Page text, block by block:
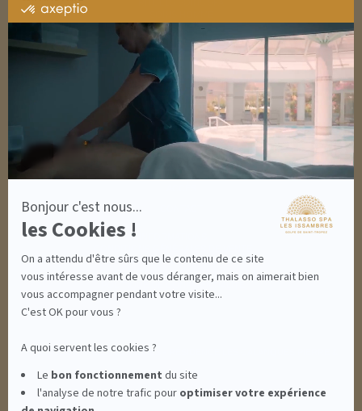
certifié
En
Axeptio
Bonjour c'est nous...
les Cookies !
On a attendu d'être sûrs que le contenu de ce site
vous intéresse avant de vous déranger, mais on aimerait bien
vous accompagner pendant votre visite...
C'est OK pour vous ?
A quoi servent les cookies ?
Le bon fonctionnement du site
l'analyse de notre trafic pour optimiservotre expérience
SOLAIRES
NUTRITION / INFUSIONS
OUTLET
DÉCOUVRIR EN IMAGES
NEWSLETTERS
8 BONNES RAISONS DE VENIR
MON COMPTE
MON PANIER
MENTIONS LÉGALES
CONDITIONS GÉNÉRALES - BONS CADEAUX
POLITIQUE DE CONFIDENTIALITÉ
THALASSO SPA LES ISSAMBRES - RÉSIDENCE LES CALANQUES PIERRE &
VACANCES**** - BOULEVARD DU MÉROU - 83380 LES ISSAMBRES -